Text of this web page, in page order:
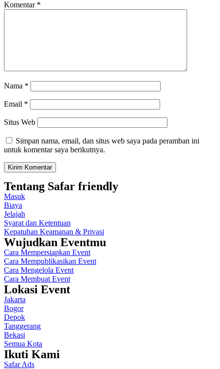
Komentar *
Nama *
Email *
Situs Web
Simpan nama, email, dan situs web saya pada peramban ini
untuk komentar saya berikutnya.
Tentang Safar friendly
Masuk
Biaya
Jelajah
Syarat dan Ketentuan
Kepatuhan Keamanan & Privasi
Wujudkan Eventmu
Cara Mempersiapkan Event
Cara Mempublikasikan Event
Cara Mengelola Event
Cara Membuat Event
Lokasi Event
Jakarta
Bogor
Depok
Tanggerang
Bekasi
Semua Kota
Ikuti Kami
Safar Ads